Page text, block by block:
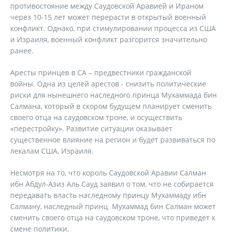
противостояние между Саудовской Аравией и Ираном
через 10-15 лет может перерасти в открытый военный
конфликт. Однако, при стимулировании процесса из США
и Израиля, военный конфликт разгорится значительно
ранее.
Аресты принцев в СА – предвестники гражданской
войны. Одна из целей арестов - снизить политические
риски для нынешнего наследного принца Мухаммада бин
Салмана, который в скором будущем планирует сменить
своего отца на саудовском троне, и осуществить
«перестройку». Развитие ситуации оказывает
существенное влияние на регион и будет развиваться по
лекалам США, Израиля.
Несмотря на то, что король Саудовской Аравии Салман
ибн Абдул-Азиз Аль Сауд заявил о том, что не собирается
передавать власть наследному принцу Мухаммаду ибн
Салману, наследный принц Мухаммад бин Салман может
сменить своего отца на саудовском троне, что приведет к
смене политики.